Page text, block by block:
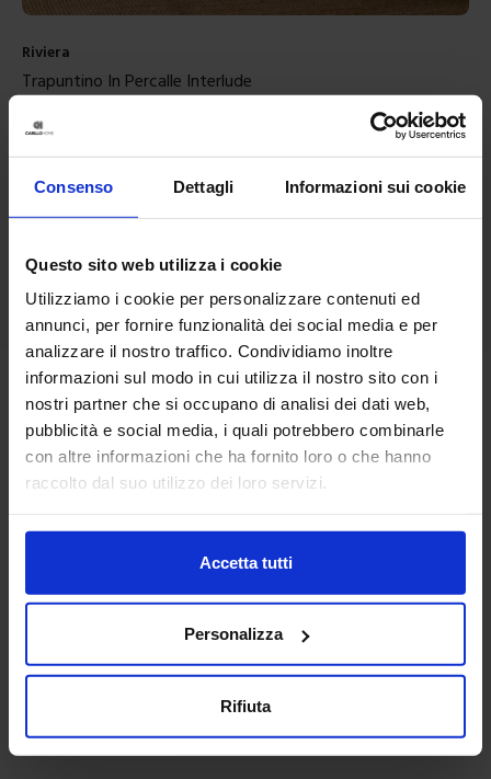
Consenso Dettagli Informazioni sui cookie
Questo sito web utilizza i cookie
Utilizziamo i cookie per personalizzare contenuti ed
annunci, per fornire funzionalità dei social media e per
analizzare il nostro traffico. Condividiamo inoltre
informazioni sul modo in cui utilizza il nostro sito con i
nostri partner che si occupano di analisi dei dati web,
pubblicità e social media, i quali potrebbero combinarle
con altre informazioni che ha fornito loro o che hanno
raccolto dal suo utilizzo dei loro servizi.
Accetta tutti
Personalizza
Rifiuta
Riviera
Trapuntino In Percalle Interlude
Colori disponibili
Arancione